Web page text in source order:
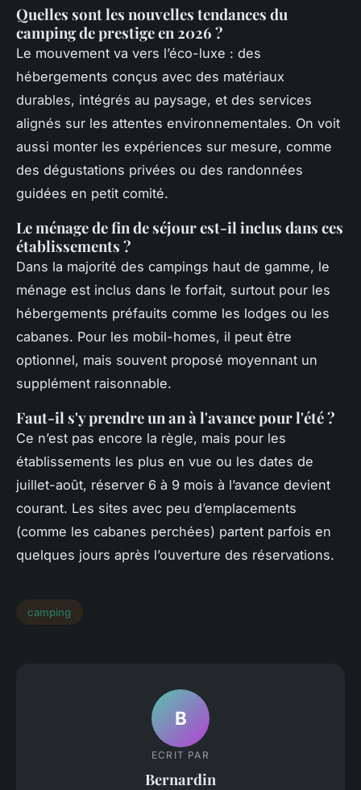
Quelles sont les nouvelles tendances du
camping de prestige en 2026 ?
Le mouvement va vers l’éco-luxe : des
hébergements conçus avec des matériaux
durables, intégrés au paysage, et des services
alignés sur les attentes environnementales. On voit
aussi monter les expériences sur mesure, comme
des dégustations privées ou des randonnées
guidées en petit comité.
Le ménage de fin de séjour est-il inclus dans ces
établissements ?
Dans la majorité des campings haut de gamme, le
ménage est inclus dans le forfait, surtout pour les
hébergements préfauits comme les lodges ou les
cabanes. Pour les mobil-homes, il peut être
optionnel, mais souvent proposé moyennant un
supplément raisonnable.
Faut-il s'y prendre un an à l'avance pour l'été ?
Ce n’est pas encore la règle, mais pour les
établissements les plus en vue ou les dates de
juillet-août, réserver 6 à 9 mois à l’avance devient
courant. Les sites avec peu d’emplacements
(comme les cabanes perchées) partent parfois en
quelques jours après l’ouverture des réservations.
camping
B
ECRIT PAR
Bernardin